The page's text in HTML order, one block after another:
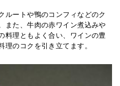
ルートや鴨のコンフィなどのク
また、牛肉の赤ワイン煮込みや
料理ともよく合い、ワインの豊
理のコクを引き立てます。